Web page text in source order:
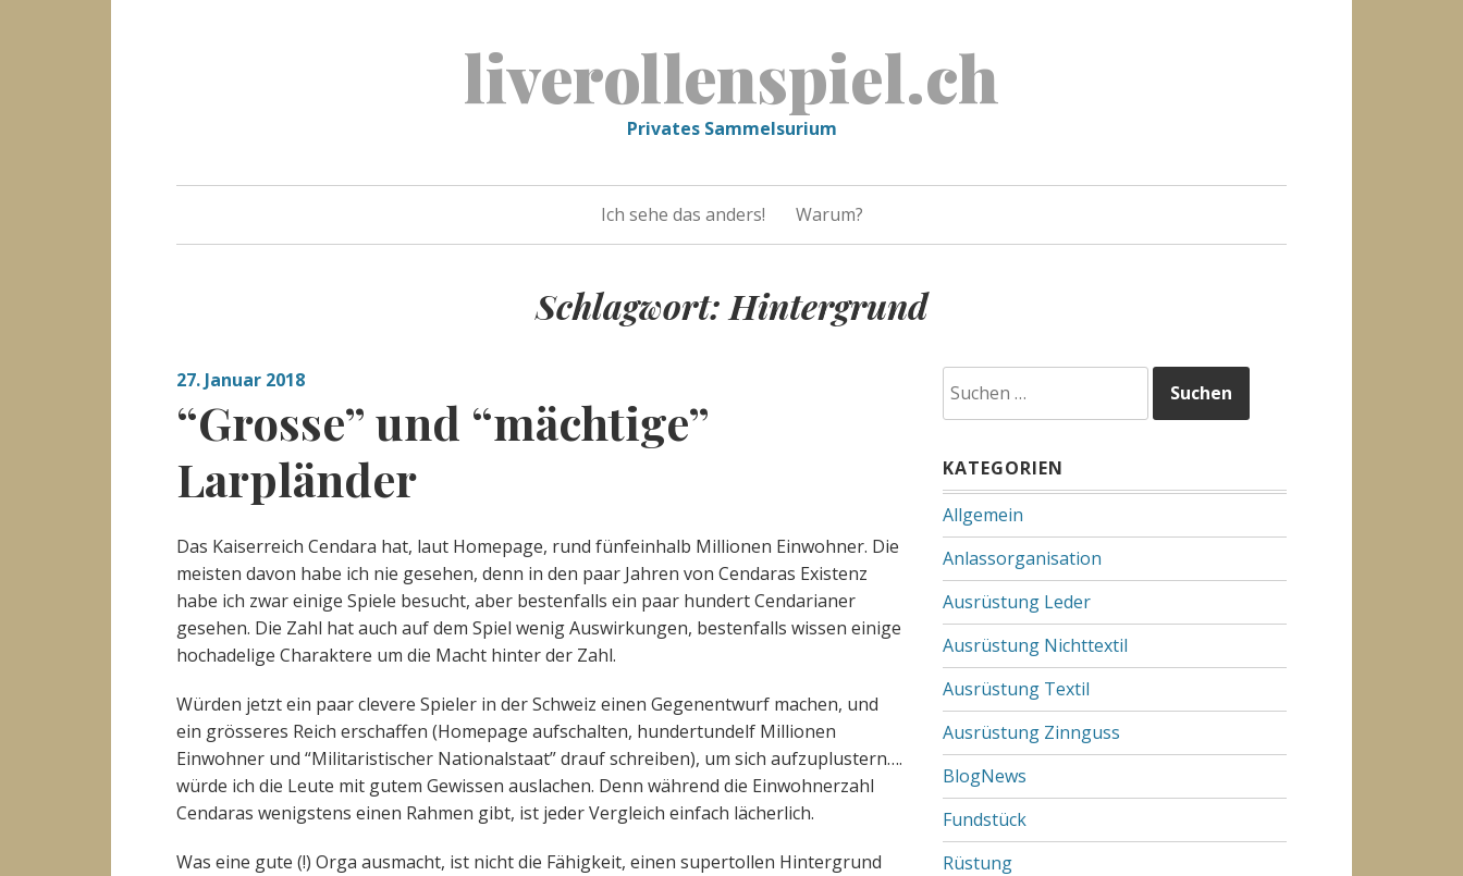
liverollenspiel.ch
Privates Sammelsurium
Ich sehe das anders! Warum?
Schlagwort: Hintergrund
27. Januar 2018
“Grosse” und “mächtige”
Larpländer
Das Kaiserreich Cendara hat, laut Homepage, rund fünfeinhalb Millionen Einwohner. Die
meisten davon habe ich nie gesehen, denn in den paar Jahren von Cendaras Existenz
habe ich zwar einige Spiele besucht, aber bestenfalls ein paar hundert Cendarianer
gesehen. Die Zahl hat auch auf dem Spiel wenig Auswirkungen, bestenfalls wissen einige
hochadelige Charaktere um die Macht hinter der Zahl.
Würden jetzt ein paar clevere Spieler in der Schweiz einen Gegenentwurf machen, und
ein grösseres Reich erschaffen (Homepage aufschalten, hundertundelf Millionen
Einwohner und “Militaristischer Nationalstaat” drauf schreiben), um sich aufzuplustern….
würde ich die Leute mit gutem Gewissen auslachen. Denn während die Einwohnerzahl
Cendaras wenigstens einen Rahmen gibt, ist jeder Vergleich einfach lächerlich.
Was eine gute (!) Orga ausmacht, ist nicht die Fähigkeit, einen supertollen Hintergrund
nach:
KATEGORIEN
Allgemein
Anlassorganisation
Ausrüstung Leder
Ausrüstung Nichttextil
Ausrüstung Textil
Ausrüstung Zinnguss
BlogNews
Fundstück
Rüstung